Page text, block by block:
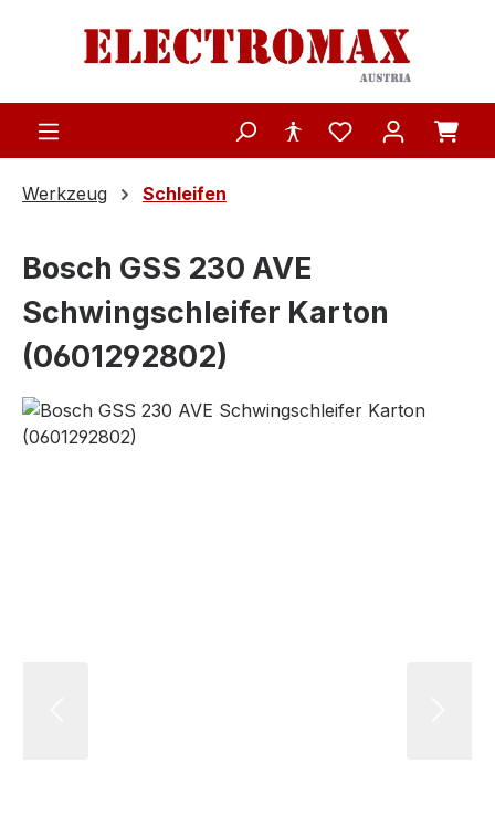
Zum Hauptinhalt springen
Werkzeug Schleifen
Bosch GSS 230 AVE
Schwingschleifer Karton
(0601292802)
Bildergalerie überspringen